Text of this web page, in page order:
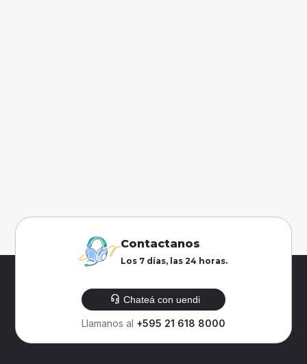
Contactanos
Los 7 días, las 24 horas.
Chateá con uendi
Llamanos al +595 21 618 8000